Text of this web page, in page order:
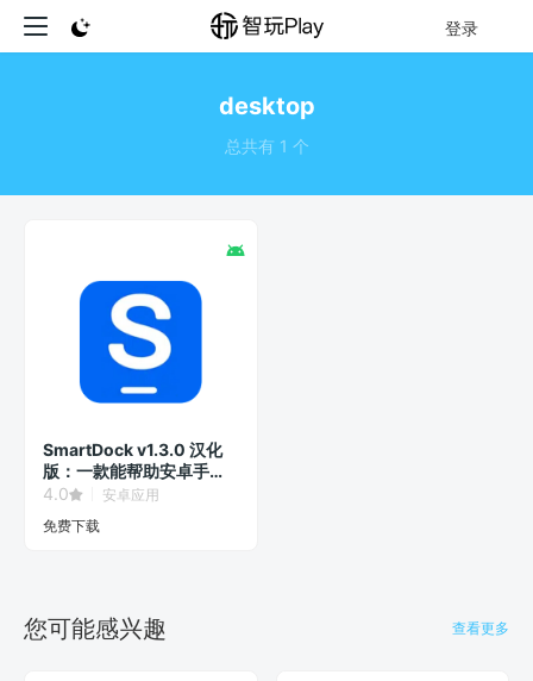
登录
desktop
总共有 1 个
SmartDock v1.3.0 汉化
版：一款能帮助安卓手机
和平板开启多窗口桌面模
4.0
安卓应用
免费下载
您可能感兴趣 查看更多